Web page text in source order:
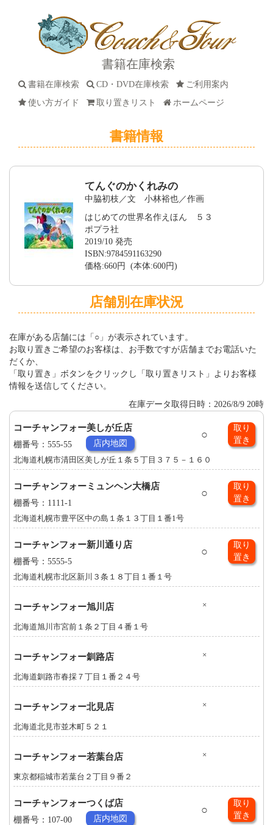
書籍在庫検索
書籍在庫検索 CD・DVD在庫検索
ご利用案内
使い方ガイド
取り置きリスト ホームページ
書籍情報
てんぐのかくれみの
中脇初枝／文 小林裕也／作画
はじめての世界名作えほん ５３
ポプラ社
2019/10 発売
ISBN:9784591163290
価格:660円 (本体:600円)
店舗別在庫状況
在庫がある店舗には「○」が表示されています。
お取り置きご希望のお客様は、お手数ですが店舗までお電話いた
だくか、
「取り置き」ボタンをクリックし「取り置きリスト」よりお客様
情報を送信してください。
在庫データ取得日時：2026/8/9 20時
コーチャンフォー美しが丘店
○
取り
置き
棚番号：555-55 店内地図
北海道札幌市清田区美しが丘１条５丁目３７５－１６０
コーチャンフォーミュンヘン大橋店
○
取り
置き
棚番号：1111-1
北海道札幌市豊平区中の島１条１３丁目１番1号
コーチャンフォー新川通り店
○
取り
置き
棚番号：5555-5
北海道札幌市北区新川３条１８丁目１番１号
コーチャンフォー旭川店 ×
北海道旭川市宮前１条２丁目４番１号
コーチャンフォー釧路店 ×
北海道釧路市春採７丁目１番２４号
コーチャンフォー北見店 ×
北海道北見市並木町５２１
コーチャンフォー若葉台店 ×
東京都稲城市若葉台２丁目９番２
コーチャンフォーつくば店
○
取り
置き
棚番号：107-00 店内地図